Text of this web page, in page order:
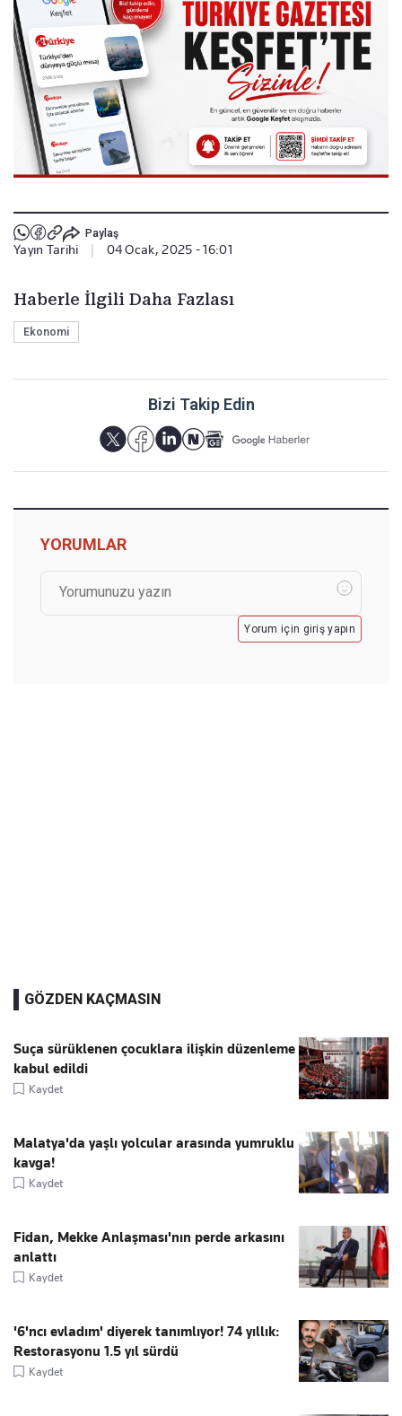
Paylaş
Yayın Tarihi 04 Ocak, 2025 - 16:01
Haberle İlgili Daha Fazlası
Ekonomi
Bizi Takip Edin
YORUMLAR
Yorum için giriş yapın
GÖZDEN KAÇMASIN
Suça sürüklenen çocuklara ilişkin düzenleme
kabul edildi
Kaydet
Malatya'da yaşlı yolcular arasında yumruklu
kavga!
Kaydet
Fidan, Mekke Anlaşması'nın perde arkasını
anlattı
Kaydet
'6'ncı evladım' diyerek tanımlıyor! 74 yıllık:
Restorasyonu 1.5 yıl sürdü
Kaydet